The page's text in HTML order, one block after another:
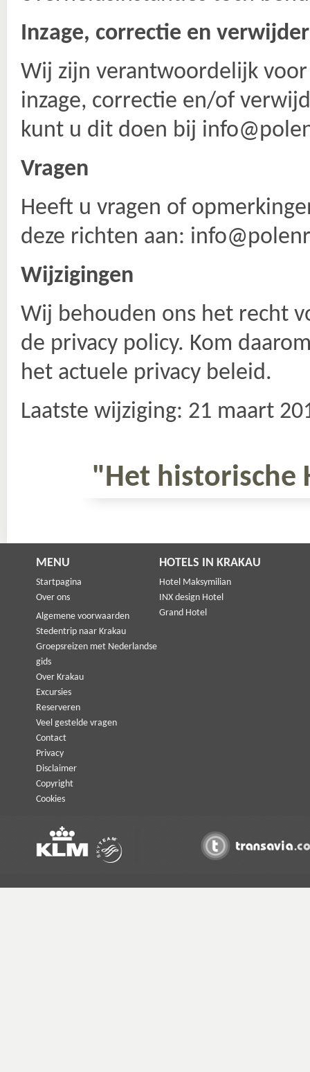
Inzage, correctie en
Wĳ zĳn verantwoordelĳk
inzage, correctie en/of
kunt u dit doen bĳ
Vragen
Heeft u vragen of
deze richten aan:
Wĳzigingen
Wĳ behouden ons het recht
de privacy policy. Kom
het actuele privacy beleid.
Laatste wĳziging: 21 maart
"Het historische
MENU
Startpagina
Over ons
Algemene voorwaarden
Stedentrip naar Krakau
Groepsreizen met Nederlandse
gids
Over Krakau
Excursies
Reserveren
Veel gestelde vragen
Contact
Privacy
Disclaimer
Copyright
Cookies
HOTELS IN KRAKAU
Hotel Maksymilian
INX design Hotel
Grand Hotel